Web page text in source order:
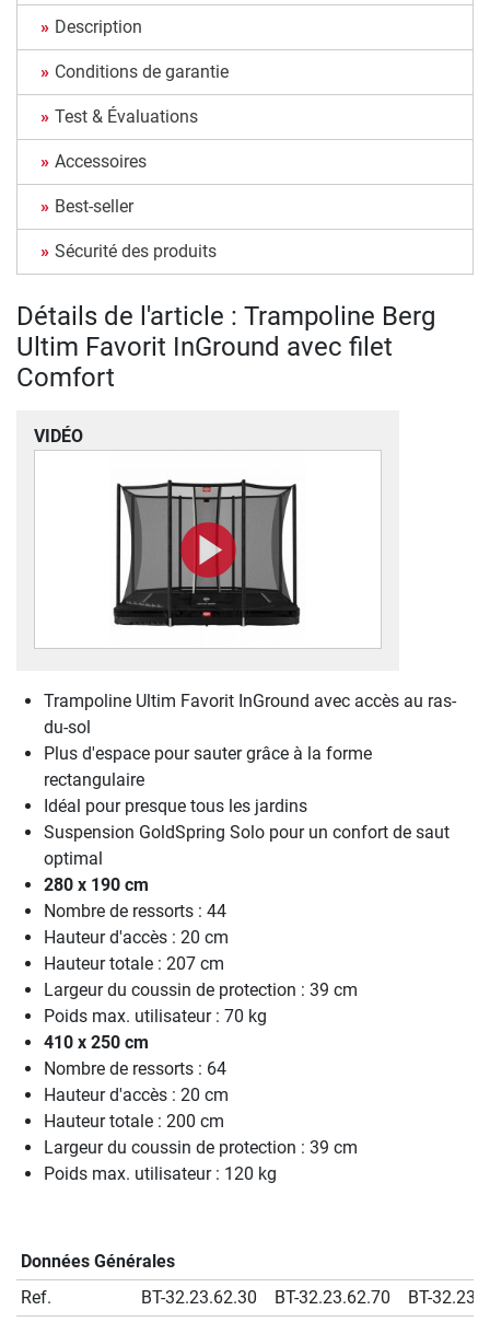
Description
Conditions de garantie
Test & Évaluations
Accessoires
Best-seller
Sécurité des produits
Détails de l'article : Trampoline Berg
Ultim Favorit InGround avec filet
Comfort
VIDÉO
Trampoline Ultim Favorit InGround avec accès au ras-
du-sol
Plus d'espace pour sauter grâce à la forme
rectangulaire
Idéal pour presque tous les jardins
Suspension GoldSpring Solo pour un confort de saut
optimal
280 x 190 cm
Nombre de ressorts : 44
Hauteur d'accès : 20 cm
Hauteur totale : 207 cm
Largeur du coussin de protection : 39 cm
Poids max. utilisateur : 70 kg
410 x 250 cm
Nombre de ressorts : 64
Hauteur d'accès : 20 cm
Hauteur totale : 200 cm
Largeur du coussin de protection : 39 cm
Poids max. utilisateur : 120 kg
Données Générales
Ref.
BT-32.23.62.30 BT-32.23.62.70
BT-